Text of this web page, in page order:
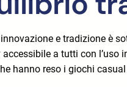
e tradizione è
a tutti con
hanno reso i giochi